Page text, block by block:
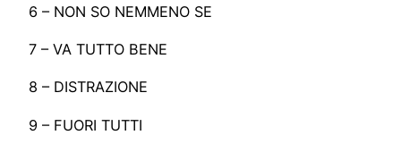
6 – NON SO NEMMENO SE
7 – VA TUTTO BENE
8 – DISTRAZIONE
9 – FUORI TUTTI